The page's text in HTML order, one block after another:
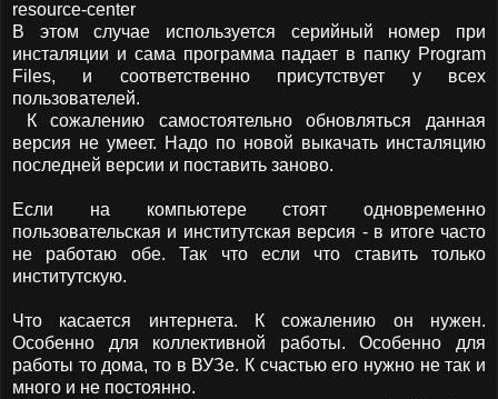
resource-center
В этом случае используется серийный номер при
инсталяции и сама программа падает в папку Program
Files, и соответственно присутствует у всех
пользователей.
К сожалению самостоятельно обновляться данная
версия не умеет. Надо по новой выкачать инсталяцию
последней версии и поставить заново.
Если на компьютере стоят одновременно
пользовательская и институтская версия - в итоге часто
не работаю обе. Так что если что ставить только
институтскую.
Что касается интернета. К сожалению он нужен.
Особенно для коллективной работы. Особенно для
работы то дома, то в ВУЗе. К счастью его нужно не так и
много и не постоянно.